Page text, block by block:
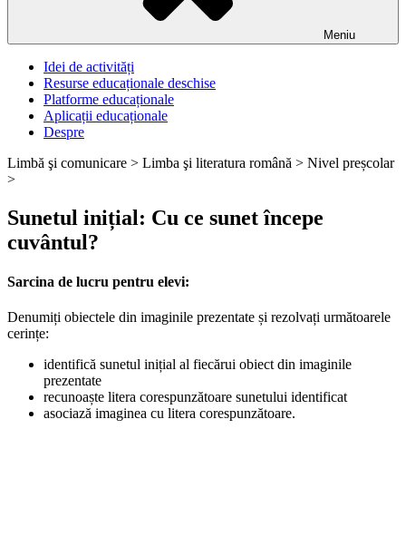
Meniu
Idei de activități
Resurse educaționale deschise
Platforme educaționale
Aplicații educaționale
Despre
Limbă şi comunicare > Limba şi literatura română > Nivel preșcolar
>
Sunetul inițial: Cu ce sunet începe
cuvântul?
Sarcina de lucru pentru elevi:
Denumiți obiectele din imaginile prezentate și rezolvați următoarele
cerințe:
identifică sunetul inițial al fiecărui obiect din imaginile
prezentate
recunoaște litera corespunzătoare sunetului identificat
asociază imaginea cu litera corespunzătoare.